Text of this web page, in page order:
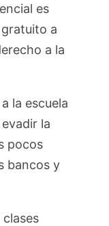
es
a
a la
la escuela
la
pocos
bancos y